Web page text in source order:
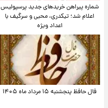
شماره پیراهن خریدهای جدید پرسپولیس
اعلام شد؛ تیکدری، محبی و سرگیف با
اعداد ویژه
فال حافظ پنجشنبه ۱۵ مرداد ماه ۱۴۰۵